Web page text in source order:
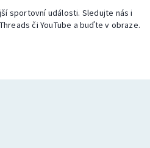
sportovní události. Sledujte nás i
či YouTube a buďte v obraze.